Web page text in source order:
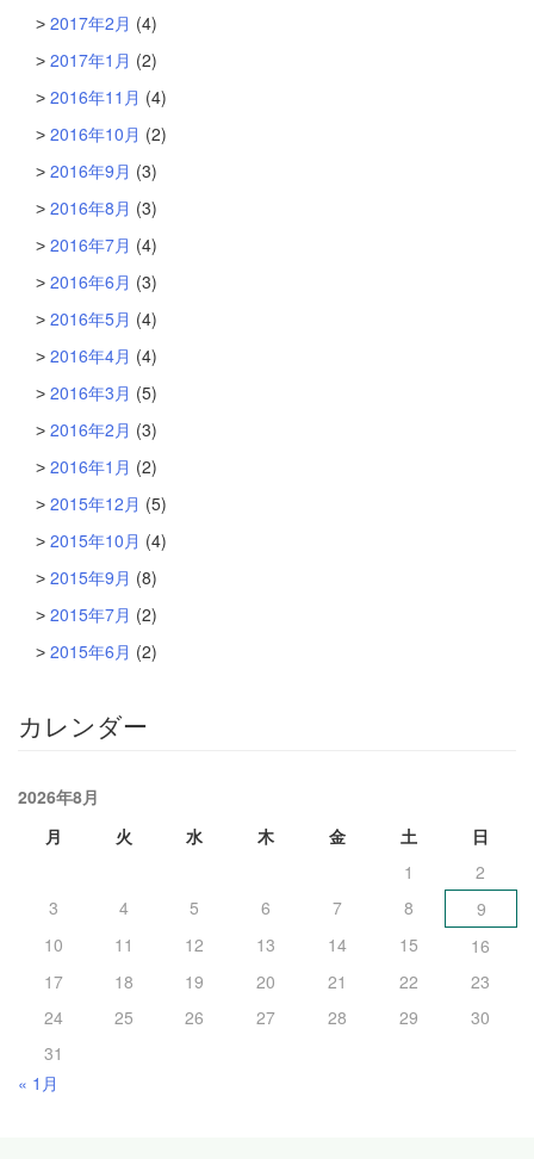
2017年2月 (4)
2017年1月 (2)
2016年11月 (4)
2016年10月 (2)
2016年9月 (3)
2016年8月 (3)
2016年7月 (4)
2016年6月 (3)
2016年5月 (4)
2016年4月 (4)
2016年3月 (5)
2016年2月 (3)
2016年1月 (2)
2015年12月 (5)
2015年10月 (4)
2015年9月 (8)
2015年7月 (2)
2015年6月 (2)
カレンダー
2026年8月
月
火 水 木 金 土
日
1
2
3
4 5 6 7 8
9
10
11 12 13 14 15
16
17
18 19 20 21 22
23
24
25 26 27 28 29
30
31
« 1月